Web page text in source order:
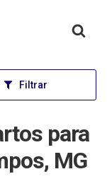
Filtrar
para
MG